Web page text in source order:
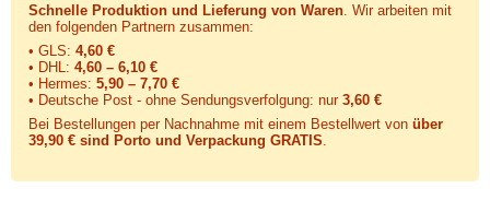
Schnelle Produktion und Lieferung von Waren . Wir arbeiten mit
den folgenden Partnern zusammen:
• GLS: 4,60 €
• DHL: 4,60 – 6,10 €
• Hermes: 5,90 – 7,70 €
• Deutsche Post - ohne Sendungsverfolgung: nur 3,60 €
Bei Bestellungen per Nachnahme mit einem Bestellwert von über
39,90 € sind Porto und Verpackung GRATIS